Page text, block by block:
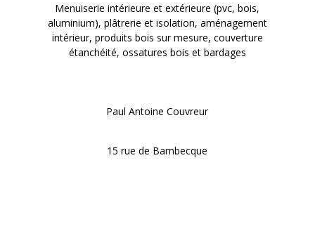
Menuiserie intérieure et extérieure (pvc, bois,
aluminium), plâtrerie et isolation, aménagement
intérieur, produits bois sur mesure, couverture
étanchéité, ossatures bois et bardages
Paul Antoine Couvreur
15 rue de Bambecque